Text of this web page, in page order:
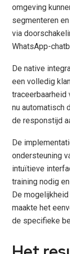
omgeving
segmenteren
via
WhatsApp-
De native
een volledig
traceerbaarheid
nu automatisch
de responstijd
De
ondersteuning
intuïtieve
training nodig
De
maakte het
de specifieke